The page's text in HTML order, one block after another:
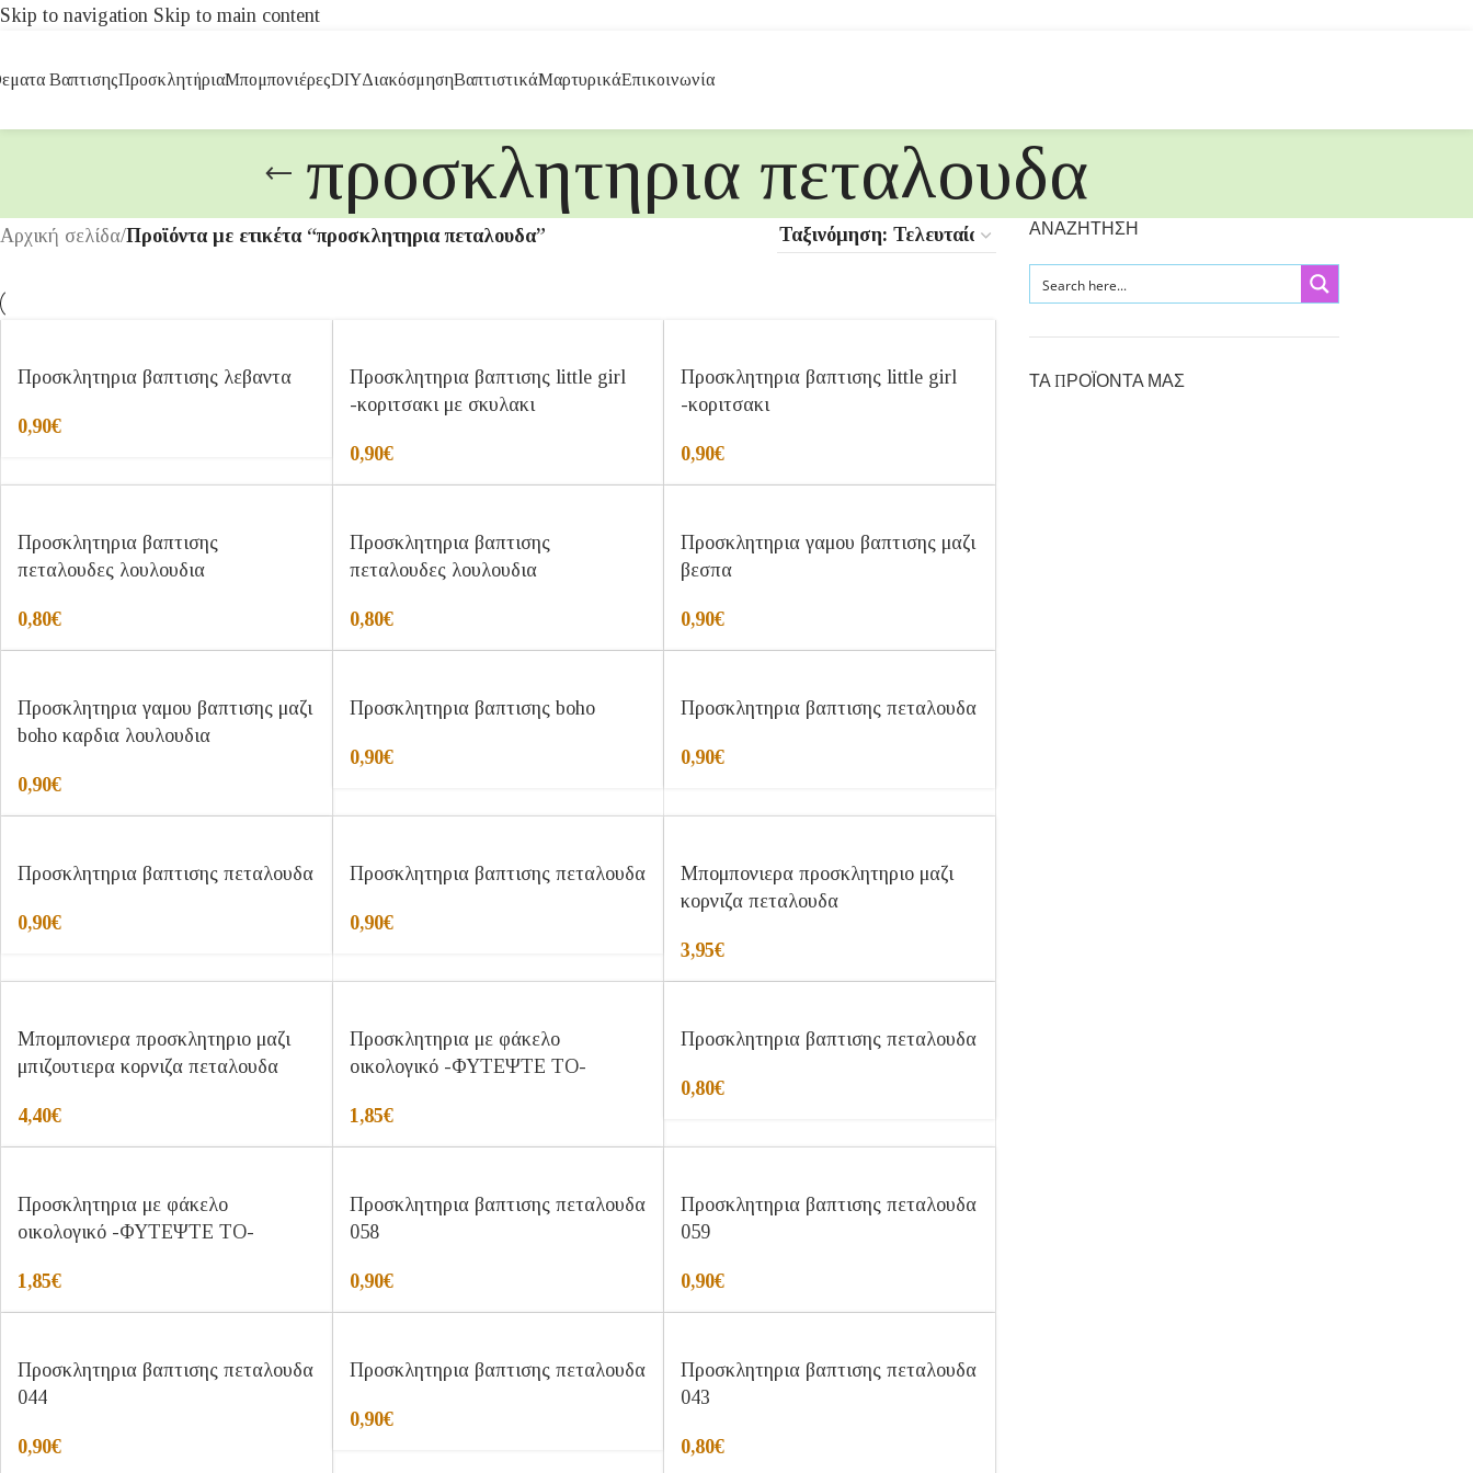
Skip to navigation Skip to main content
ΒαπτισηςΠροσκλητήριαΜπομπονιέρεςDIYΔιακόσμησηΒαπτιστικάΜαρτυρικάΕπικοινωνία
προσκλητηρια πεταλουδα
Αρχική σελίδα/Προϊόντα με ετικέτα “προσκλητηρια πεταλουδα”
Προσκλητηρια βαπτισης λεβαντα
0,90€
Προσκλητηρια βαπτισης little girl
-κοριτσακι με σκυλακι
0,90€
Προσκλητηρια βαπτισης little girl
-κοριτσακι
0,90€
Προσκλητηρια βαπτισης
πεταλουδες λουλουδια
0,80€
Προσκλητηρια βαπτισης
πεταλουδες λουλουδια
0,80€
Προσκλητηρια γαμου βαπτισης μαζι
βεσπα
0,90€
Προσκλητηρια γαμου βαπτισης μαζι
boho καρδια λουλουδια
0,90€
Προσκλητηρια βαπτισης boho
0,90€
Προσκλητηρια βαπτισης πεταλουδα
0,90€
Προσκλητηρια βαπτισης πεταλουδα
0,90€
Προσκλητηρια βαπτισης πεταλουδα
0,90€
Μπομπονιερα προσκλητηριο μαζι
κορνιζα πεταλουδα
3,95€
Μπομπονιερα προσκλητηριο μαζι
μπιζουτιερα κορνιζα πεταλουδα
4,40€
Προσκλητηρια με φάκελο
οικολογικό -ΦΥΤΕΨΤΕ ΤΟ-
1,85€
Προσκλητηρια βαπτισης πεταλουδα
0,80€
Προσκλητηρια με φάκελο
οικολογικό -ΦΥΤΕΨΤΕ ΤΟ-
1,85€
Προσκλητηρια βαπτισης πεταλουδα
058
0,90€
Προσκλητηρια βαπτισης πεταλουδα
059
0,90€
Προσκλητηρια βαπτισης πεταλουδα
044
0,90€
Προσκλητηρια βαπτισης πεταλουδα
0,90€
Προσκλητηρια βαπτισης πεταλουδα
043
0,80€
ΑΝΑΖΗΤΗΣΗ
ΤΑ ΠΡΟΪΟΝΤΑ ΜΑΣ